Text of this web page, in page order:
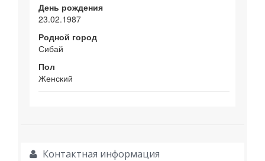
День рождения
23.02.1987
Родной город
Сибай
Пол
Женский
Контактная информация